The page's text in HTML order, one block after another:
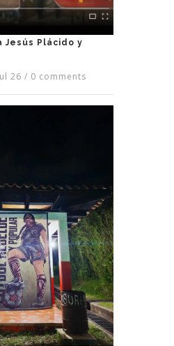
Jesús Plácido y
26 / 0 comments